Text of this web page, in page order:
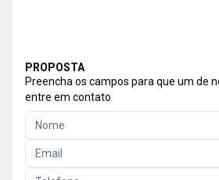
PROPOSTA
Preencha os campos para que um de
entre em contato